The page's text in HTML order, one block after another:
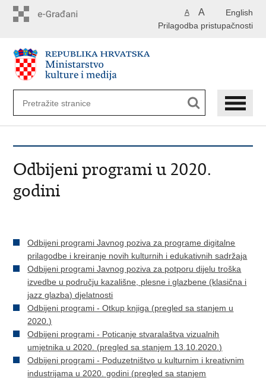
English
A A
Prilagodba pristupačnosti
Odbijeni programi u 2020.
godini
Odbijeni programi Javnog poziva za programe digitalne
prilagodbe i kreiranje novih kulturnih i edukativnih sadržaja
Odbijeni programi Javnog poziva za potporu dijelu troška
izvedbe u području kazališne, plesne i glazbene (klasična i
jazz glazba) djelatnosti
Odbijeni programi - Otkup knjiga (pregled sa stanjem u
2020.)
Odbijeni programi - Poticanje stvaralaštva vizualnih
umjetnika u 2020. (pregled sa stanjem 13.10.2020.)
Odbijeni programi - Poduzetništvo u kulturnim i kreativnim
industrijama u 2020. godini (pregled sa stanjem